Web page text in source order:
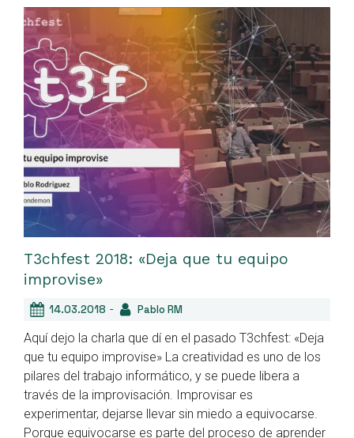
T3chfest 2018: «Deja que tu equipo
improvise»
14.03.2018 - Pablo RM
Aquí dejo la charla que dí en el pasado T3chfest: «Deja
que tu equipo improvise» La creatividad es uno de los
pilares del trabajo informático, y se puede libera a
través de la improvisación. Improvisar es
experimentar, dejarse llevar sin miedo a equivocarse.
Porque equivocarse es parte del proceso de aprender